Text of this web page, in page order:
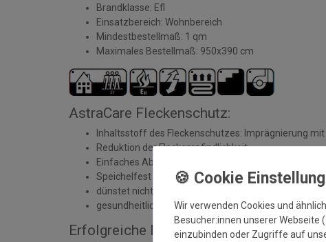
Brandklasse: Efl
Einsatzbereich: Wohnbereich
Mindestbestellmaß: 1 qm
Maximales Bestellmaß: 950x390 cm
AstraCare Fleckenschutz:
Inhaltsstoff des Fleckenschutzes: Imprägnierung
Reduktion der Fleckempfindlichkeit
Einfaches Abtupfen von Flüssigkeiten
Speichelfest
dünstet nicht aus
gesundheitliche Unbedenklichkeit geprüft und
Erfolgreiche Durchführung mit Tests:
Wir verwenden Cookies und
Besucher:innen unserer Webseite
einzubinden oder Zugriffe auf